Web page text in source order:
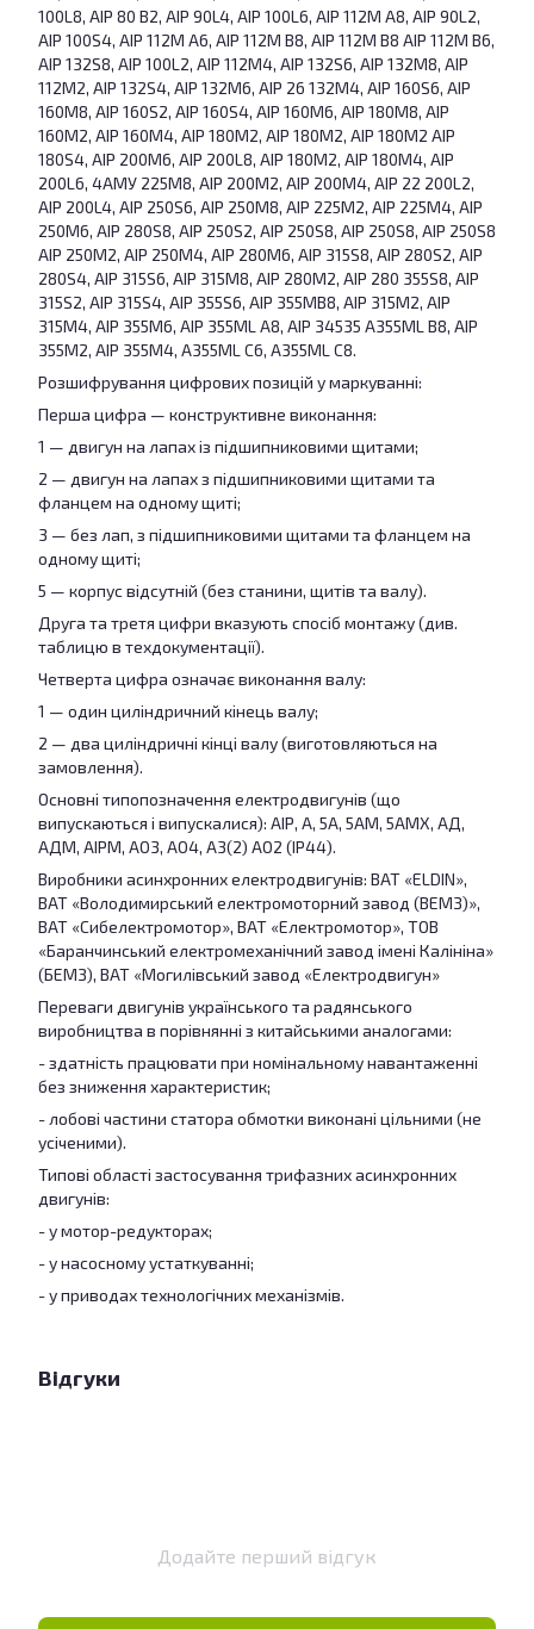
100L8, АІР 80 B2, АІР 90L4, АІР 100L6, АІР 112M A8, АІР 90L2,
АІР 100S4, АІР 112M A6, АІР 112M B8, АІР 112M B8 АІР 112M B6,
АІР 132S8, АІР 100L2, АІР 112M4, АІР 132S6, АІР 132M8, АІР
112M2, АІР 132S4, АІР 132M6, АІР 26 132M4, АІР 160S6, АІР
160M8, АІР 160S2, АІР 160S4, АІР 160M6, АІР 180M8, АІР
160M2, АІР 160M4, АІР 180M2, АІР 180M2, АІР 180M2 АІР
180S4, АІР 200M6, АІР 200L8, АІР 180M2, АІР 180M4, АІР
200L6, 4АМУ 225M8, АІР 200M2, АІР 200M4, АІР 22 200L2,
АІР 200L4, АІР 250S6, АІР 250M8, АІР 225M2, АІР 225M4, АІР
250M6, АІР 280S8, АІР 250S2, АІР 250S8, АІР 250S8, АІР 250S8
АІР 250M2, АІР 250M4, АІР 280M6, АІР 315S8, АІР 280S2, АІР
280S4, АІР 315S6, АІР 315M8, АІР 280M2, АІР 280 355S8, АІР
315S2, АІР 315S4, АІР 355S6, АІР 355MB8, АІР 315M2, АІР
315M4, АІР 355M6, АІР 355ML A8, АІР 34535 А355ML B8, АІР
355M2, АІР 355M4, А355ML C6, А355ML C8.
Розшифрування цифрових позицій у маркуванні:
Перша цифра — конструктивне виконання:
1 — двигун на лапах із підшипниковими щитами;
2 — двигун на лапах з підшипниковими щитами та
фланцем на одному щиті;
3 — без лап, з підшипниковими щитами та фланцем на
одному щиті;
5 — корпус відсутній (без станини, щитів та валу).
Друга та третя цифри вказують спосіб монтажу (див.
таблицю в техдокументації).
Четверта цифра означає виконання валу:
1 — один циліндричний кінець валу;
2 — два циліндричні кінці валу (виготовляються на
замовлення).
Основні типопозначення електродвигунів (що
випускаються і випускалися): АІР, А, 5A, 5АМ, 5AМХ, AД,
AДМ, AІРМ, AO3, AO4, A3(2) AO2 (IP44).
Виробники асинхронних електродвигунів: ВАТ «ELDIN»,
ВАТ «Володимирський електромоторний завод (ВЕМЗ)»,
ВАТ «Сибелектромотор», ВАТ «Електромотор», ТОВ
«Баранчинський електромеханічний завод імені Калініна»
(БЕМЗ), ВАТ «Могилівський завод «Електродвигун»
Переваги двигунів українського та радянського
виробництва в порівнянні з китайськими аналогами:
- здатність працювати при номінальному навантаженні
без зниження характеристик;
- лобові частини статора обмотки виконані цільними (не
усіченими).
Типові області застосування трифазних асинхронних
двигунів:
- у мотор-редукторах;
- у насосному устаткуванні;
- у приводах технологічних механізмів.
Відгуки
Додайте перший відгук